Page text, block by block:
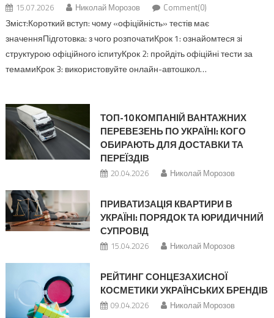
15.07.2026 Николай Морозов Comment(0)
Зміст:Короткий вступ: чому «офіційність» тестів має
значенняПідготовка: з чого розпочатиКрок 1: ознайомтеся зі
структурою офіційного іспитуКрок 2: пройдіть офіційні тести за
темамиКрок 3: використовуйте онлайн-автошкол…
ТОП-10 КОМПАНІЙ ВАНТАЖНИХ
ПЕРЕВЕЗЕНЬ ПО УКРАЇНІ: КОГО
ОБИРАЮТЬ ДЛЯ ДОСТАВКИ ТА
ПЕРЕЇЗДІВ
20.04.2026 Николай Морозов
ПРИВАТИЗАЦІЯ КВАРТИРИ В
УКРАЇНІ: ПОРЯДОК ТА ЮРИДИЧНИЙ
СУПРОВІД
15.04.2026 Николай Морозов
РЕЙТИНГ СОНЦЕЗАХИСНОЇ
КОСМЕТИКИ УКРАЇНСЬКИХ БРЕНДІВ
09.04.2026 Николай Морозов